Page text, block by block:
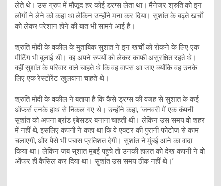
लेते थे। उस ग्रुप में मौजूद हर कोई ड्रग्स लेता था। मैनेजर श्रुति को इन
लोगों ने लेने को कहा था लेकिन उन्होंने मना कर दिया। सुशांत के बढ़ते खर्चों
को लेकर परेशान होने की बात भी सामने आई है।
श्रुति मोदी के वकील के मुताबिक सुशांत ने इन खर्चों को रोकने के लिए एक
मीटिंग भी बुलाई थी। वह अपने रुपयों को लेकर काफी असुरक्षित रहते थे।
वहीं सुशांत के परिवार वाले चाहते थे कि वह वापस आ जाए क्योंकि वह उनके
लिए एक रेस्टोरेंट खुलवाना चाहते थे।
श्रुति मोदी के वकील ने बताया है कि कैसे ड्रग्स की वजह से सुशांत के कई
ऑफर्स उनके हाथ से निकल गए थे। उन्होंने कहा, ‘जनवरी में एक कंपनी
सुशांत को अपना ब्रांड एंबेसडर बनाना चाहती थी। लेकिन उस समय वो शहर
में नहीं थे, इसलिए कंपनी ने कहा था कि वे एक्टर की पुरानी फोटोज से काम
चलाएगी, और पैसे भी पचास प्रतिशत देगी। सुशांत ने मुंबई आने का वादा
किया था। लेकिन जब सुशांत मुंबई पहुंचे तो उनकी हालत को देख कंपनी ने वो
ऑफर ही कैंसिल कर दिया था। सुशांत उस समय ठीक नहीं थे।’